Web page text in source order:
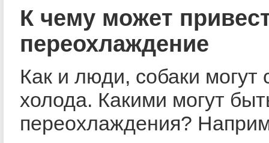
К чему может
переохлаждение
Как и люди, собаки могут
холода. Какими могут
переохлаждения?